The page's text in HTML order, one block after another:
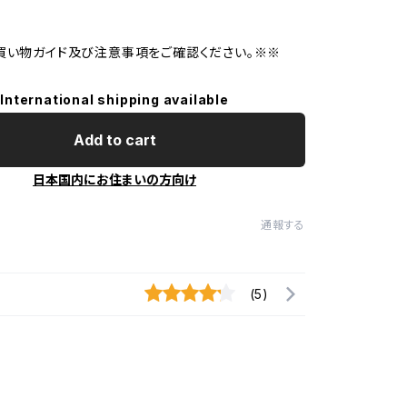
物ガイド及び注意事項をご確認ください。※※
International shipping available
Add to cart
日本国内にお住まいの方向け
通報する
(5)